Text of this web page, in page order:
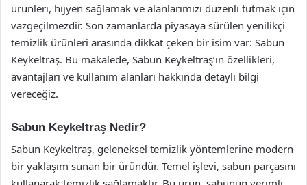
ürünleri, hijyen sağlamak ve alanlarımızı düzenli tutmak için
vazgeçilmezdir. Son zamanlarda piyasaya sürülen yenilikçi
temizlik ürünleri arasında dikkat çeken bir isim var: Sabun
Keykeltraş. Bu makalede, Sabun Keykeltraş’ın özellikleri,
avantajları ve kullanım alanları hakkında detaylı bilgi
vereceğiz.
Sabun Keykeltraş Nedir?
Sabun Keykeltraş, geleneksel temizlik yöntemlerine modern
bir yaklaşım sunan bir üründür. Temel işlevi, sabun parçasını